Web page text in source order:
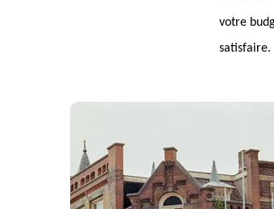
votre
satisfaire.